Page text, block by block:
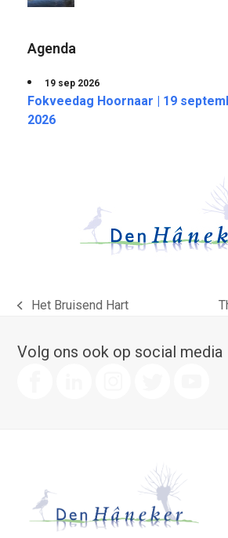
Agenda
19 sep 2026
Fokveedag Hoornaar | 19
2026
previous
Het Bruisend Hart
Volg ons ook op social media